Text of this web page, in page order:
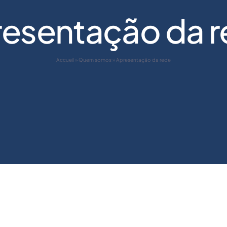
da
Accueil » Quem somos » Apresentação da rede